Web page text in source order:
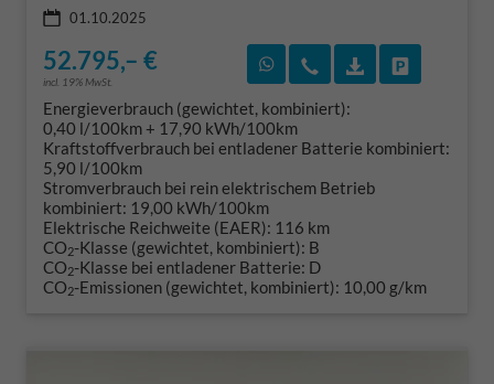
01.10.2025
52.795,– €
incl. 19% MwSt.
Rückruf vereinbaren
Wir rufen Sie an
Energieverbrauch (gewichtet, kombiniert):
0,40 l/100km + 17,90 kWh/100km
Kraftstoffverbrauch bei entladener Batterie kombiniert:
5,90 l/100km
Stromverbrauch bei rein elektrischem Betrieb
kombiniert: 19,00 kWh/100km
Elektrische Reichweite (EAER): 116 km
CO2-Klasse (gewichtet, kombiniert): B
CO2-Klasse bei entladener Batterie: D
CO2-Emissionen (gewichtet, kombiniert): 10,00 g/km